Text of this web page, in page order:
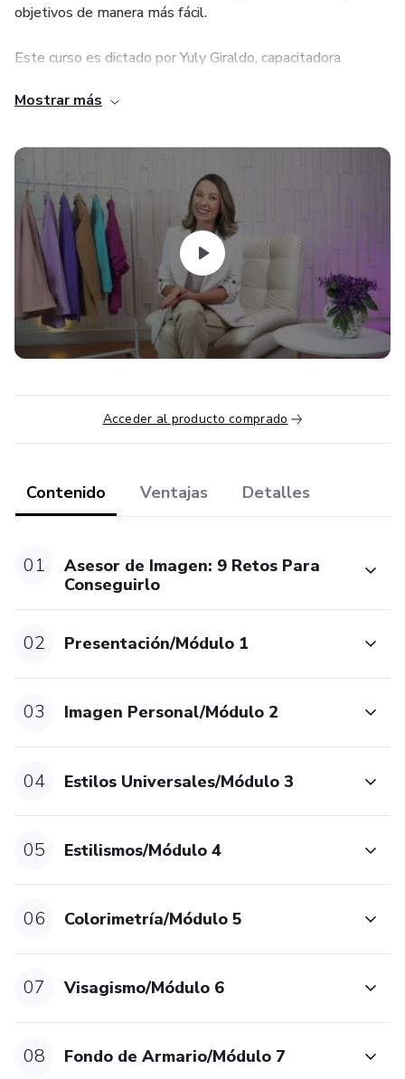
objetivos de manera más fácil.
Este curso es dictado por Yuly Giraldo, capacitadora
reconocimiento en Colombia y Latinoamérica.
¡Sígueme en mis redes sociales y conoce un poco más!
Instagram: @YulyGiraldoImagen
TikTok: @YulyGiraldoImagen
Mostrar más
Acceder al producto comprado
Contenido Ventajas Detalles
01
Asesor de Imagen: 9 Retos Para
Conseguirlo
02 Presentación/Módulo 1
03 Imagen Personal/Módulo 2
04 Estilos Universales/Módulo 3
05 Estilismos/Módulo 4
06 Colorimetría/Módulo 5
07 Visagismo/Módulo 6
08 Fondo de Armario/Módulo 7